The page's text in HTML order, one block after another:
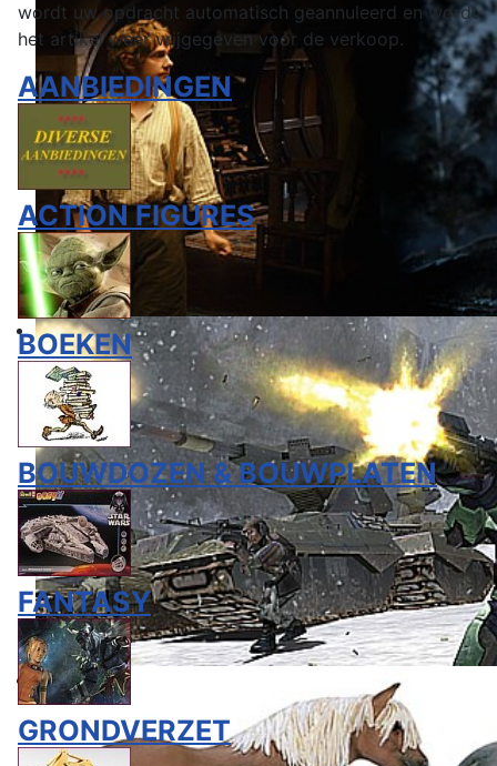
wordt uw opdracht automatisch geannuleerd en wordt
het artikel weer vrijgegeven voor de verkoop.
AANBIEDINGEN
ACTION FIGURES
BOEKEN
BOUWDOZEN & BOUWPLATEN
FANTASY
GRONDVERZET